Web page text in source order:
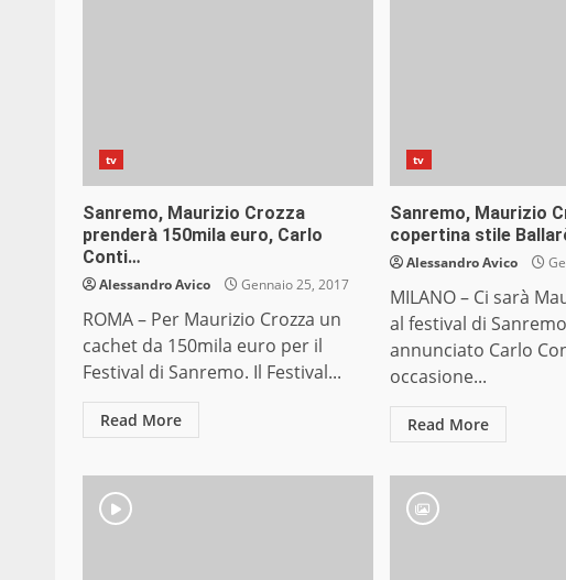
tv
Sanremo, Maurizio Crozza
prenderà 150mila euro, Carlo
Conti…
Alessandro Avico Gennaio 25, 2017
ROMA – Per Maurizio Crozza un
cachet da 150mila euro per il
Festival di Sanremo. Il Festival...
Read More
tv
Sanremo, Maurizio
copertina stile
Alessandro Avico
MILANO – Ci sarà
al festival di
annunciato Carlo
occasione...
Read More